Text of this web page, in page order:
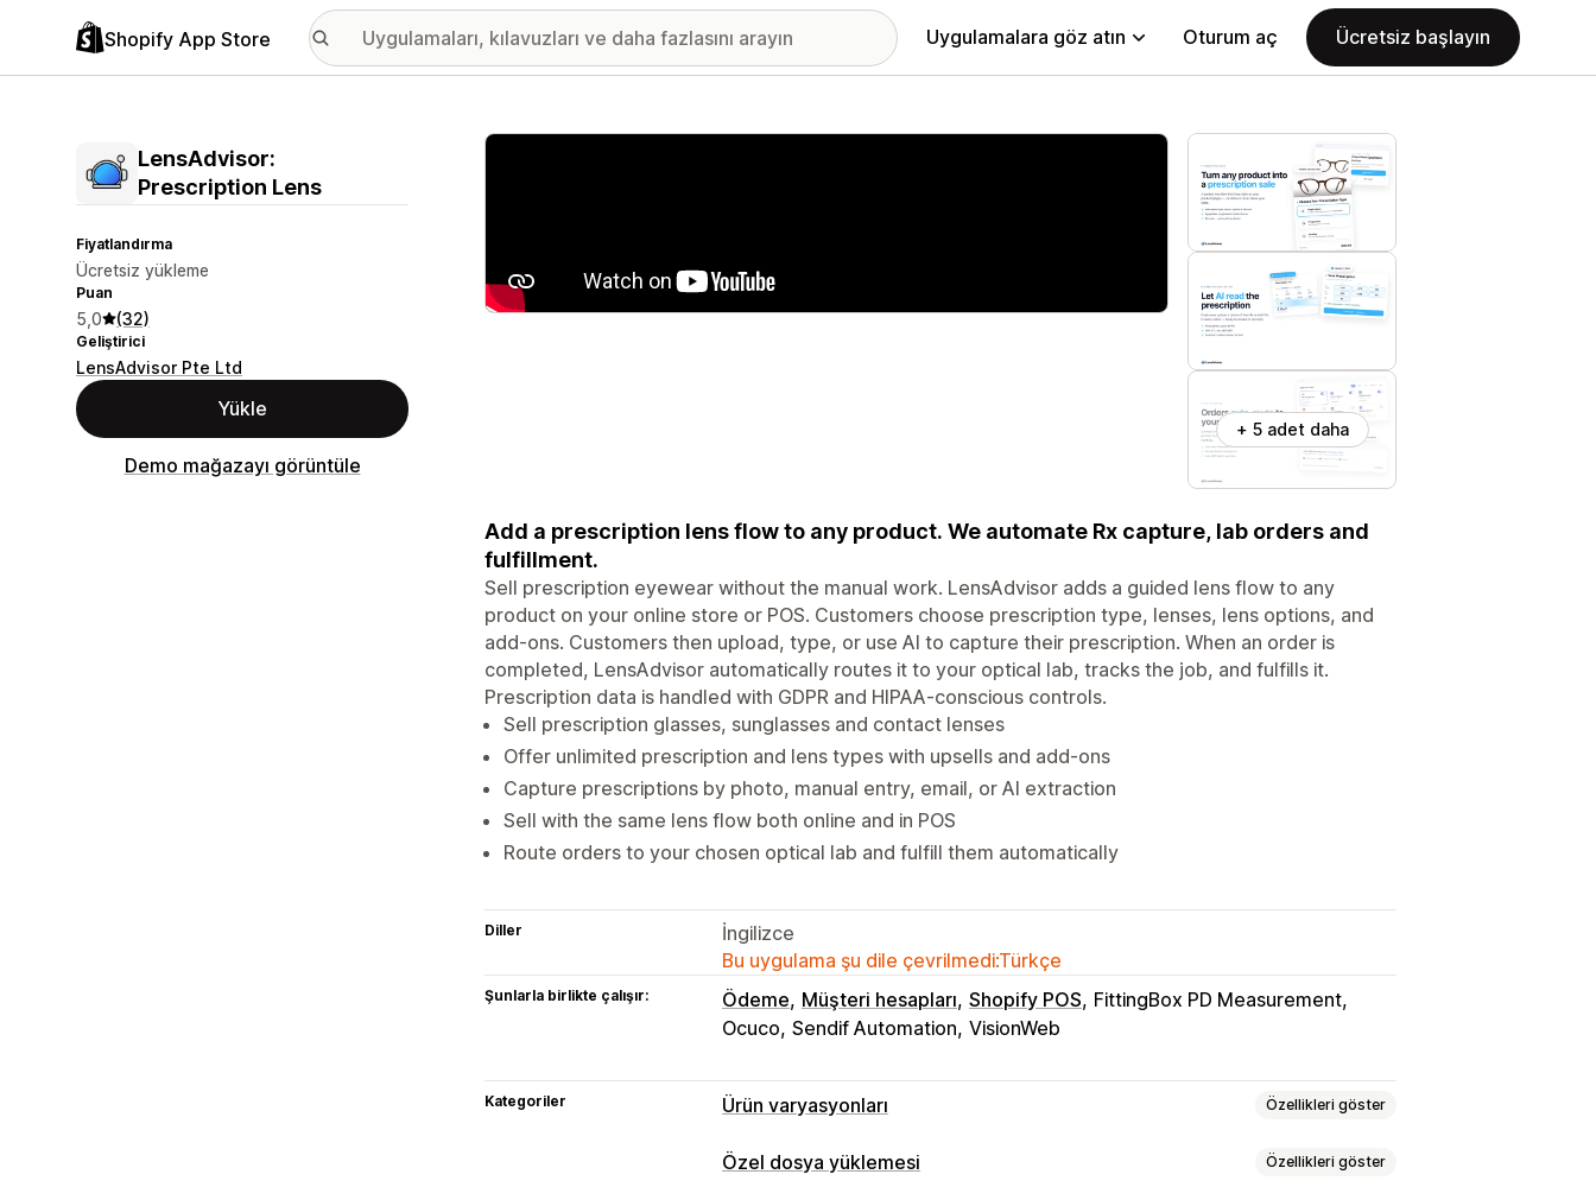
Shopify App Store Uygulamalara göz atın Oturum aç Ücretsiz başlayın
LensAdvisor:
Prescription Lens
Fiyatlandırma
Ücretsiz yükleme
Puan
5,0 (32)
Geliştirici
LensAdvisor Pte Ltd
Yükle
Demo mağazayı görüntüle
Öne çıkan görsel galerisi
+ 5 adet daha
Add a prescription lens flow to any product. We automate Rx capture, lab orders and
fulfillment.
Sell prescription eyewear without the manual work. LensAdvisor adds a guided lens flow to any
product on your online store or POS. Customers choose prescription type, lenses, lens options, and
add-ons. Customers then upload, type, or use AI to capture their prescription. When an order is
completed, LensAdvisor automatically routes it to your optical lab, tracks the job, and fulfills it.
Prescription data is handled with GDPR and HIPAA-conscious controls.
Sell prescription glasses, sunglasses and contact lenses
Offer unlimited prescription and lens types with upsells and add-ons
Capture prescriptions by photo, manual entry, email, or AI extraction
Sell with the same lens flow both online and in POS
Route orders to your chosen optical lab and fulfill them automatically
Diller
İngilizce
Bu uygulama şu dile çevrilmedi:Türkçe
Şunlarla birlikte çalışır: Ödeme Müşteri hesapları Shopify POS FittingBox PD Measurement
Ocuco Sendif Automation VisionWeb
Kategoriler Ürün varyasyonları Özellikleri göster
Özelleştirme
Özel dosya yüklemesi Özellikleri göster